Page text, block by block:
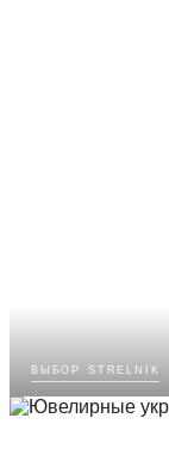
выбор strelnik